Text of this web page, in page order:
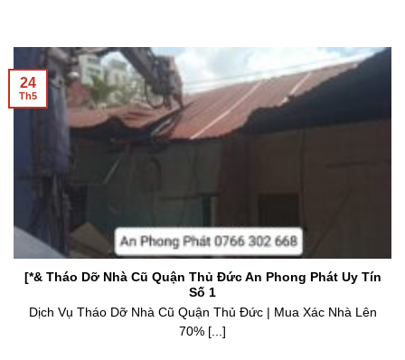
[*& Tháo Dỡ Nhà Cũ Quận Thủ Đức An Phong Phát Uy Tín
Số 1
Dịch Vụ Tháo Dỡ Nhà Cũ Quận Thủ Đức | Mua Xác Nhà Lên
24